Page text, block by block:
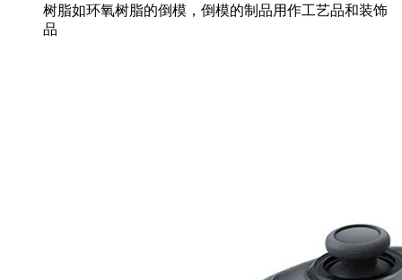
树脂如环氧树脂的倒模，倒模的制品用作工艺品和装饰
品